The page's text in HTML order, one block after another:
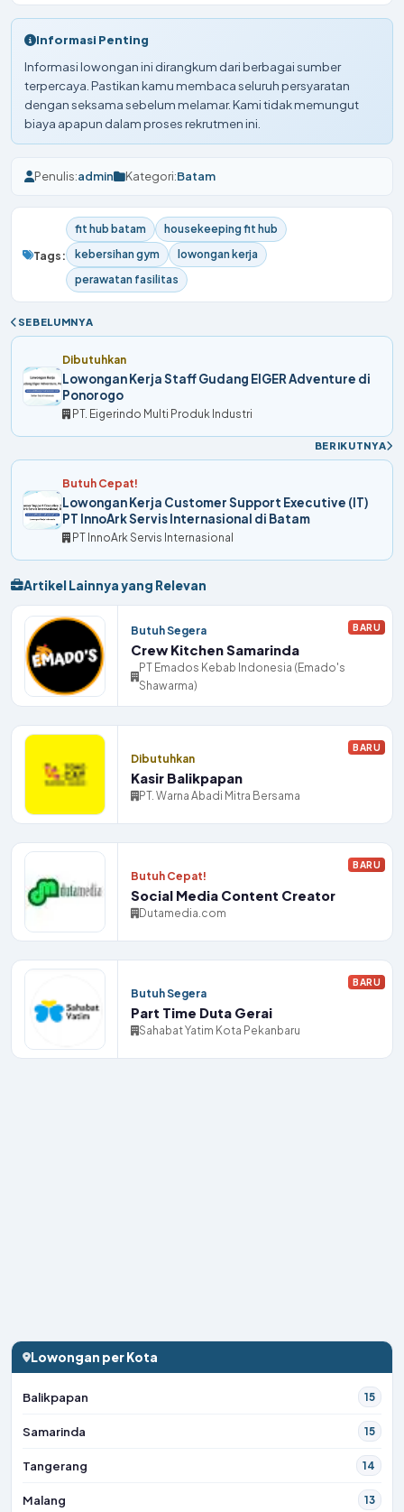
Informasi Penting
Informasi lowongan ini dirangkum dari berbagai sumber
terpercaya. Pastikan kamu membaca seluruh persyaratan
dengan seksama sebelum melamar. Kami tidak memungut
biaya apapun dalam proses rekrutmen ini.
Penulis:admin Kategori:Batam
Tags:
fit hub batam
housekeeping fit hub
kebersihan gym
lowongan kerja
perawatan fasilitas
SEBELUMNYA
Dibutuhkan
Lowongan Kerja Staff Gudang EIGER Adventure di
Ponorogo
PT. Eigerindo Multi Produk Industri
BERIKUTNYA
Butuh Cepat!
Lowongan Kerja Customer Support Executive (IT)
PT InnoArk Servis Internasional di Batam
PT InnoArk Servis Internasional
Artikel Lainnya yang Relevan
Butuh Segera
Crew Kitchen Samarinda
PT Emados Kebab Indonesia (Emado's
Shawarma)
BARU
Dibutuhkan
Kasir Balikpapan
PT. Warna Abadi Mitra Bersama
BARU
Butuh Cepat!
Social Media Content Creator
Dutamedia.com
BARU
Butuh Segera
Part Time Duta Gerai
Sahabat Yatim Kota Pekanbaru
BARU
Lowongan per Kota
Balikpapan 15
Samarinda 15
Tangerang 14
Malang 13